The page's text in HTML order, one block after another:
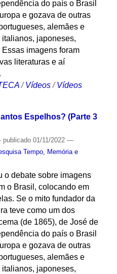
do país o Brasil
e gozava de outras
alemães e
japoneses,
imagens foram
literaturas e aí
/Vídeos /Vídeos
Espelhos? (Parte 3
publicado01/11/2022 —
Tempo, Memória e
o debate sobre imagens
o Brasil, colocando em
Se o mito fundador da
teve como um dos
(de 1865), de José de
do país o Brasil
e gozava de outras
alemães e
japoneses,